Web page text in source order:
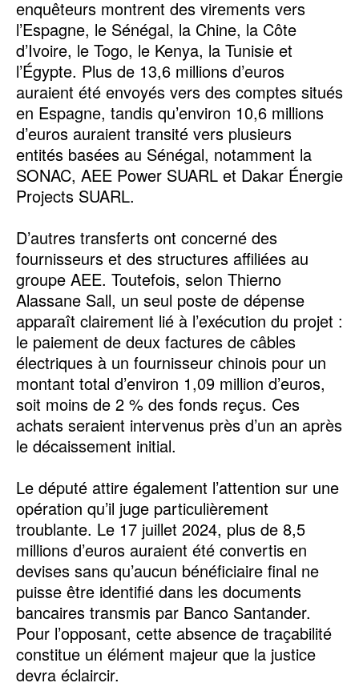
enquêteurs montrent des virements vers
l’Espagne, le Sénégal, la Chine, la Côte
d’Ivoire, le Togo, le Kenya, la Tunisie et
l’Égypte. Plus de 13,6 millions d’euros
auraient été envoyés vers des comptes situés
en Espagne, tandis qu’environ 10,6 millions
d’euros auraient transité vers plusieurs
entités basées au Sénégal, notamment la
SONAC, AEE Power SUARL et Dakar Énergie
Projects SUARL.
‎D’autres transferts ont concerné des
fournisseurs et des structures affiliées au
groupe AEE. Toutefois, selon Thierno
Alassane Sall, un seul poste de dépense
apparaît clairement lié à l’exécution du projet :
le paiement de deux factures de câbles
électriques à un fournisseur chinois pour un
montant total d’environ 1,09 million d’euros,
soit moins de 2 % des fonds reçus. Ces
achats seraient intervenus près d’un an après
le décaissement initial.
‎Le député attire également l’attention sur une
opération qu’il juge particulièrement
troublante. Le 17 juillet 2024, plus de 8,5
millions d’euros auraient été convertis en
devises sans qu’aucun bénéficiaire final ne
puisse être identifié dans les documents
bancaires transmis par Banco Santander.
Pour l’opposant, cette absence de traçabilité
constitue un élément majeur que la justice
devra éclaircir.